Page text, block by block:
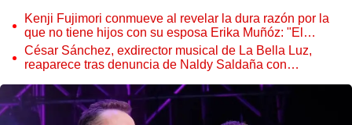
Kenji Fujimori conmueve al revelar la dura razón por la
que no tiene hijos con su esposa Erika Muñóz: "El
proceso judicial"
César Sánchez, exdirector musical de La Bella Luz,
reaparece tras denuncia de Naldy Saldaña con